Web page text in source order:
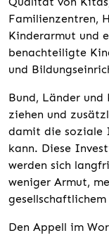
Familienzentren,
Kinderarmut und
benachteiligte
und
Bund, Länder und
ziehen und
damit die soziale
kann. Diese
werden sich
weniger Armut,
Den Appell im